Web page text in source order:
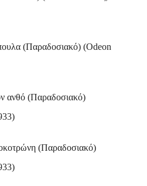
(Παραδοσιακό) (Odeon
ανθό (Παραδοσιακό)
(Παραδοσιακό)